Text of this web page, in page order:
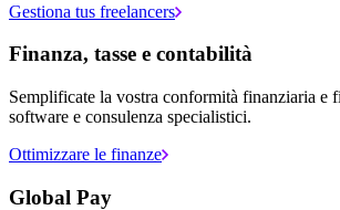
Gestiona tus freelancers
Finanza, tasse e contabilità
Semplificate la vostra conformità finanziaria e
software e consulenza specialistici.
Ottimizzare le finanze
Global Pay